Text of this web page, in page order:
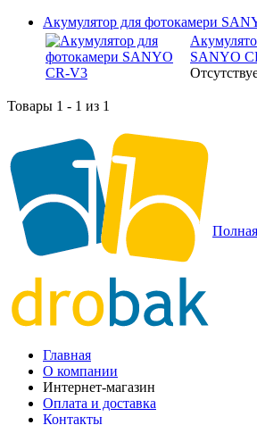
Акумулятор для фотокамери
SANYO
Товары 1 - 1 из 1
Главная
О компании
Интернет-магазин
Оплата и доставка
Контакты